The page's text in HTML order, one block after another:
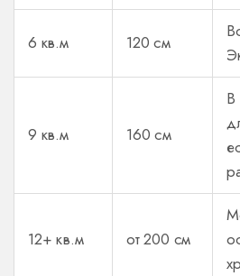
6 кв.м 120 см
9 кв.м 160 см
В
12+ кв.м от 200 см